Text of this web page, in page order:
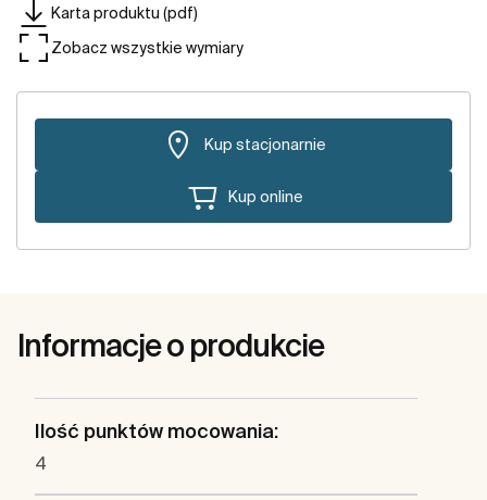
Karta produktu (pdf)
Zobacz wszystkie wymiary
Kup stacjonarnie
Kup online
Informacje o produkcie
Ilość punktów mocowania:
4